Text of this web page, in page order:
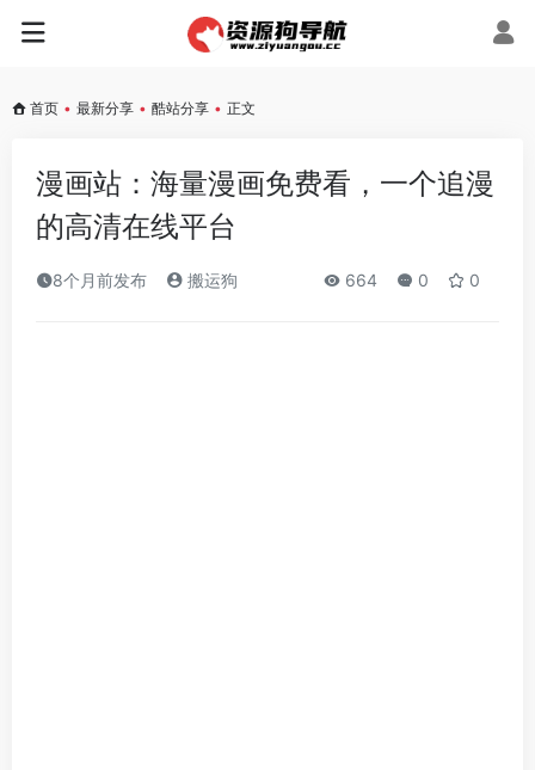
首页 • 最新分享 • 酷站分享 • 正文
漫画站：海量漫画免费看，一个追漫
的高清在线平台
8个月前发布 搬运狗 664 0 0